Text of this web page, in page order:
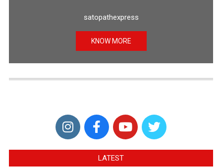
satopathexpress
KNOW MORE
LATEST